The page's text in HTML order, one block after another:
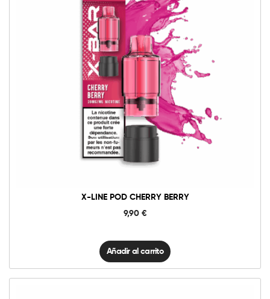
X-LINE POD CHERRY BERRY
9,90 €
20mg
X-
Line
Pod
Cherry
Añadir al carrito
Añadir al carrito